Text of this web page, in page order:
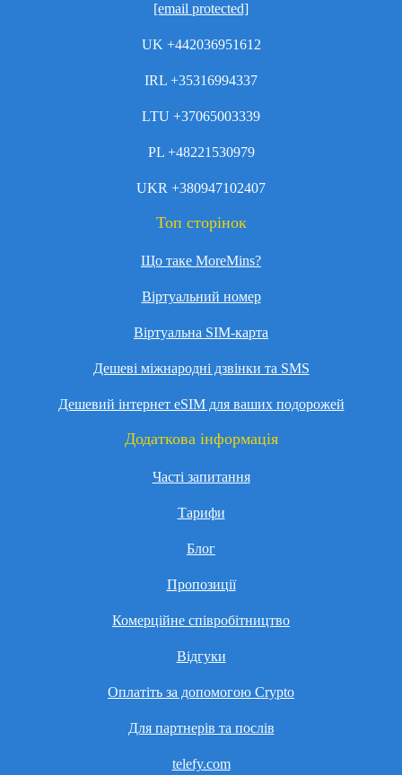
[email protected]
UK +442036951612
IRL +35316994337
LTU +37065003339
PL +48221530979
UKR +380947102407
Топ сторінок
Що таке MoreMins?
Віртуальний номер
Віртуальна SIM-карта
Дешеві міжнародні дзвінки та SMS
Дешевий інтернет eSIM для ваших подорожей
Додаткова інформація
Часті запитання
Тарифи
Блог
Пропозиції
Комерційне співробітництво
Відгуки
Оплатіть за допомогою Crypto
Для партнерів та послів
telefy.com